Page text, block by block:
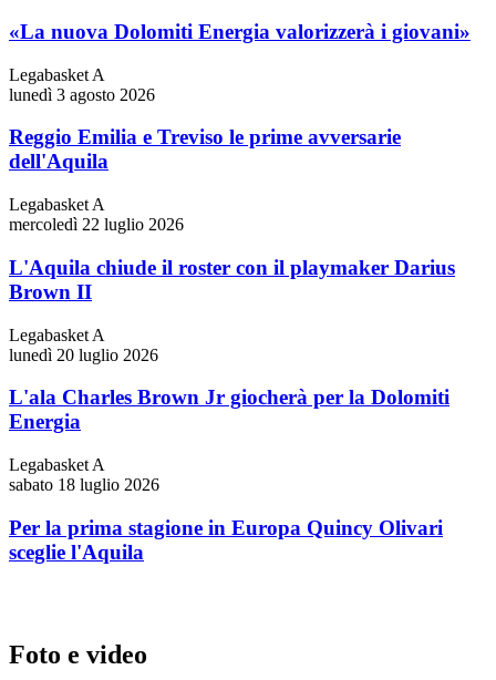
«La nuova Dolomiti Energia valorizzerà i giovani»
Legabasket A
lunedì 3 agosto 2026
Reggio Emilia e Treviso le prime avversarie
dell'Aquila
Legabasket A
mercoledì 22 luglio 2026
L'Aquila chiude il roster con il playmaker Darius
Brown II
Legabasket A
lunedì 20 luglio 2026
L'ala Charles Brown Jr giocherà per la Dolomiti
Energia
Legabasket A
sabato 18 luglio 2026
Per la prima stagione in Europa Quincy Olivari
sceglie l'Aquila
Foto e video